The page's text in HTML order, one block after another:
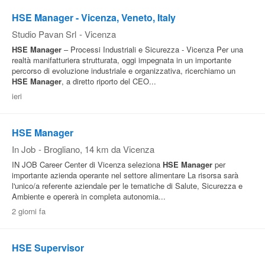
HSE Manager - Vicenza, Veneto, Italy
Studio Pavan Srl - Vicenza
HSE Manager – Processi Industriali e Sicurezza - Vicenza Per una
realtà manifatturiera strutturata, oggi impegnata in un importante
percorso di evoluzione industriale e organizzativa, ricerchiamo un
HSE Manager, a diretto riporto del CEO...
ieri
HSE Manager
In Job - Brogliano, 14 km da Vicenza
IN JOB Career Center di Vicenza seleziona HSE Manager per
importante azienda operante nel settore alimentare La risorsa sarà
l'unico/a referente aziendale per le tematiche di Salute, Sicurezza e
Ambiente e opererà in completa autonomia...
2 giorni fa
HSE Supervisor